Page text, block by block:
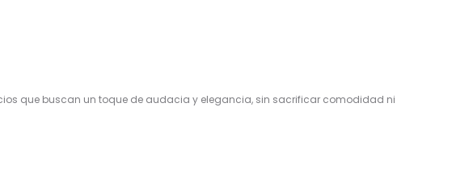
que buscan un toque de audacia y elegancia, sin sacrificar comodidad ni